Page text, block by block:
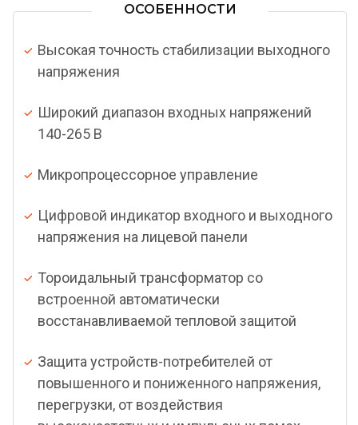
ОСОБЕННОСТИ
Высокая точность стабилизации выходного
напряжения
Широкий диапазон входных напряжений
140-265 В
Микропроцессорное управление
Цифровой индикатор входного и выходного
напряжения на лицевой панели
Тороидальный трансформатор со
встроенной автоматически
восстанавливаемой тепловой защитой
Защита устройств-потребителей от
повышенного и пониженного напряжения,
перегрузки, от воздействия